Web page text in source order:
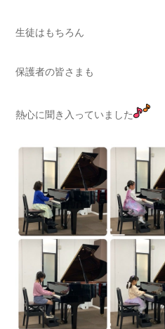
生徒はもちろん
保護者の皆さまも
熱心に聞き入っていました